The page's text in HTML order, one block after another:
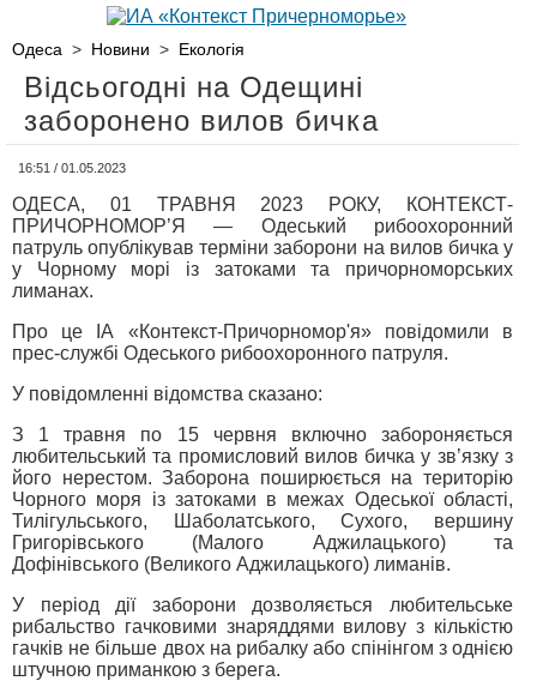
Одеса > Новини > Екологія
Відсьогодні на Одещині
заборонено вилов бичка
16:51 / 01.05.2023
ОДЕСА, 01 ТРАВНЯ 2023 РОКУ, КОНТЕКСТ-
ПРИЧОРНОМОР’Я — Одеський рибоохоронний
патруль опублікував терміни заборони на вилов бичка у
у Чорному морі із затоками та причорноморських
лиманах.
Про це ІА «Контекст-Причорномор'я» повідомили в
прес-службі Одеського рибоохоронного патруля.
У повідомленні відомства сказано:
З 1 травня по 15 червня включно забороняється
любительський та промисловий вилов бичка у зв’язку з
його нерестом. Заборона поширюється на територію
Чорного моря із затоками в межах Одеської області,
Тилігульського, Шаболатського, Сухого, вершину
Григорівського (Малого Аджилацького) та
Дофінівського (Великого Аджилацького) лиманів.
У період дії заборони дозволяється любительське
рибальство гачковими знаряддями вилову з кількістю
гачків не більше двох на рибалку або спінінгом з однією
штучною приманкою з берега.